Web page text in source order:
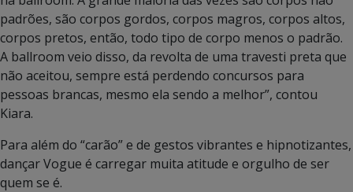
padrões, são corpos gordos, corpos magros, corpos altos,
corpos pretos, então, todo tipo de corpo menos o padrão.
A ballroom veio disso, da revolta de uma travesti preta que
não aceitou, sempre está perdendo concursos para
pessoas brancas, mesmo ela sendo a melhor”, contou
Kiara.
Para além do “carão” e de gestos vibrantes e hipnotizantes,
dançar Vogue é carregar muita atitude e orgulho de ser
quem se é.